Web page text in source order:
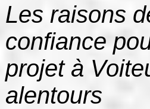
Les raisons
confiance
projet à
alentours